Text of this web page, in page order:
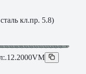
кл.пр. 5.8)
.12.2000VM